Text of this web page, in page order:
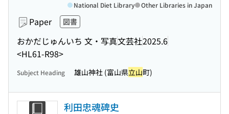
Paper 図書
おかだじゅんいち 文・写真文芸社2025.6
<HL61-R98>
National Diet Library Other Libraries in Japan
Subject Heading 雄山神社 (富山県立山町)
利田忠魂碑史